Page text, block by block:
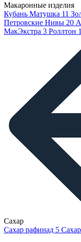
Макаронные изделия
Кубань Матушка 11
Петровские Нивы 20
МакЭкстра 3 Роллтон 1
Сахар
Сахар рафинад 5